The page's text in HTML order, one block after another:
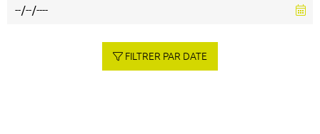
FILTRER PAR DATE